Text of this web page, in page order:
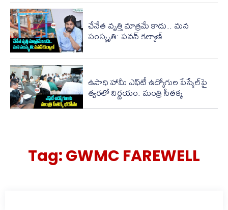
చేనేత వృత్తి మాత్రమే కాదు.. మన
సంస్కృతి: పవన్ కల్యాణ్
ఉపాధి హామీ ఎఫ్​‌టీ ఉద్యోగుల పేస్కేల్‌పై
త్వరలో నిర్ణయం: మంత్రి సీతక్క
Tag:GWMC FAREWELL